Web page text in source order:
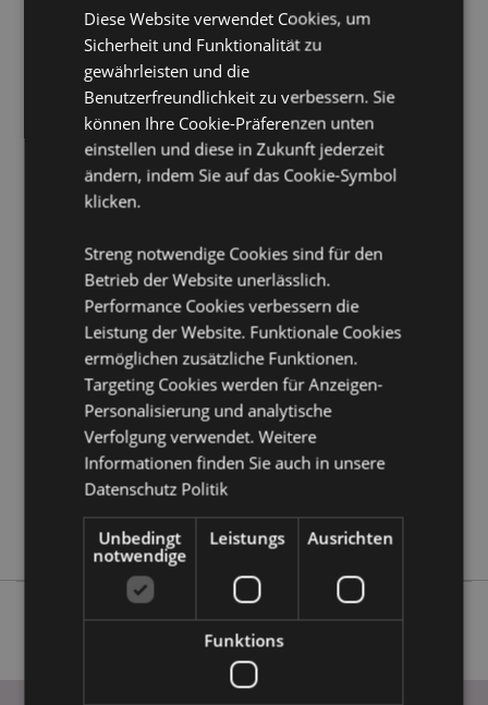
Dinosauria Dino Holzlineal (15cm)
Material:Holz
Produkttressourcen:
Möchten Sie mehr über den Einkauf bei Puckator
erfahren? Dann lesen Sie unserenLeitfaden für
Kundeninformationen.
Produktattribute
Information
Höhe 20cm Breite 4cm Tiefe 0.1cm Messbar
5055071791826
720
0.014000
Ja
Keine
Keine
Dinosauria
Diese Website verwendet Cookies, um
Sicherheit und Funktionalität zu
gewährleisten und die
Benutzerfreundlichkeit zu verbessern. Sie
können Ihre Cookie-Präferenzen unten
einstellen und diese in Zukunft jederzeit
ändern, indem Sie auf das Cookie-Symbol
klicken.
Streng notwendige Cookies sind für den
Betrieb der Website unerlässlich.
Performance Cookies verbessern die
Leistung der Website. Funktionale Cookies
ermöglichen zusätzliche Funktionen.
Targeting Cookies werden für Anzeigen-
Personalisierung und analytische
Verfolgung verwendet. Weitere
Informationen finden Sie auch in unsere
Datenschutz Politik
Unbedingt
notwendige
Leistungs Ausrichten
Funktions